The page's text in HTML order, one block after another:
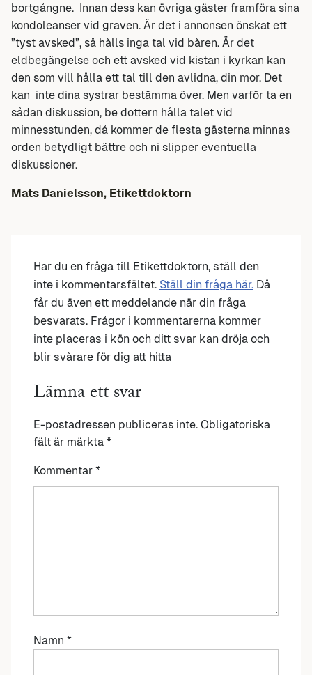
bortgångne. Innan dess kan övriga gäster framföra sina
kondoleanser vid graven. Är det i annonsen önskat ett
”tyst avsked”, så hålls inga tal vid båren. Är det
eldbegängelse och ett avsked vid kistan i kyrkan kan
den som vill hålla ett tal till den avlidna, din mor. Det
kan inte dina systrar bestämma över. Men varför ta en
sådan diskussion, be dottern hålla talet vid
minnesstunden, då kommer de flesta gästerna minnas
orden betydligt bättre och ni slipper eventuella
diskussioner.
Mats Danielsson, Etikettdoktorn
Har du en fråga till Etikettdoktorn, ställ den
inte i kommentarsfältet. Ställ din fråga här. Då
får du även ett meddelande när din fråga
besvarats. Frågor i kommentarerna kommer
inte placeras i kön och ditt svar kan dröja och
blir svårare för dig att hitta
Lämna ett svar
E-postadressen publiceras inte. Obligatoriska
fält är märkta *
Kommentar *
Namn *